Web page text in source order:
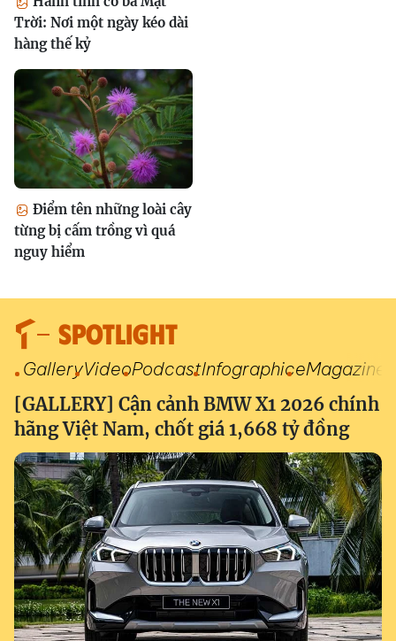
Trời: Nơi một ngày kéo dài
hàng thế kỷ
Điểm tên những loài cây
từng bị cấm trồng vì quá
nguy hiểm
SPOTLIGHT
GalleryVideoPodcastInfographiceMagazine
[GALLERY] Cận cảnh BMW X1 2026 chính
hãng Việt Nam, chốt giá 1,668 tỷ đồng